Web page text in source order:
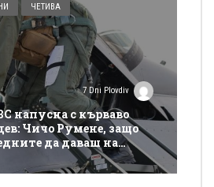
ЧЕТИВА
7 Dni Plovdiv
напусна с кърваво
Чичо Румене, защо
да даваш на